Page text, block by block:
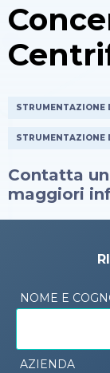
STRUMENTAZIONE
STRUMENTAZIONE
Contatta
maggiori
NOME E
AZIENDA